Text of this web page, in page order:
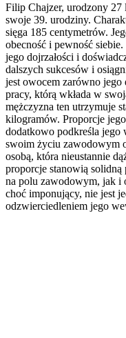
Filip Chajzer, urodzony 27
swoje 39. urodziny.
sięga 185 centymetrów.
obecność i pewność
jego dojrzałości i
dalszych sukcesów i
jest owocem zarówno
pracy, którą wkłada w
mężczyzna ten utrzymuje
kilogramów. Proporcje
dodatkowo podkreśla
swoim życiu zawodowym
osobą, która nieustannie
proporcje stanowią solidną
na polu zawodowym, jak i
choć imponujący, nie jest
odzwierciedleniem jego